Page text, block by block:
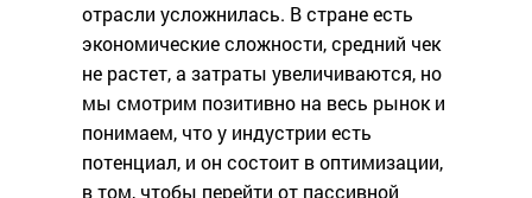
отрасли усложнилась. В стране есть
экономические сложности, средний чек
не растет, а затраты увеличиваются, но
мы смотрим позитивно на весь рынок и
понимаем, что у индустрии есть
потенциал, и он состоит в оптимизации,
в том, чтобы перейти от пассивной